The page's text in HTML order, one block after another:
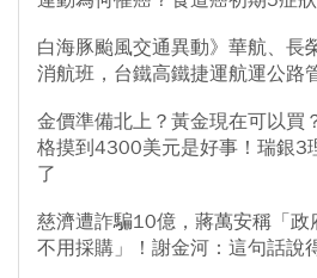
白海豚颱風交通異動》華航、長
消航班，台鐵高鐵捷運航運公路
金價準備北上？黃金現在可以買
格摸到4300美元是好事！瑞銀3
了
慈濟遭詐騙10億，蔣萬安稱「政
不用採購」！謝金河：這句話說